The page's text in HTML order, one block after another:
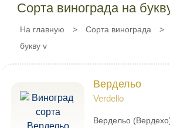
Сорта винограда на
На главную > Сорта винограда >
букву v
Вердельо
Verdello
Вердельо